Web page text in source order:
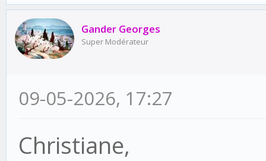
Gander Georges
Super Modérateur
09-05-2026, 17:27
Christiane,